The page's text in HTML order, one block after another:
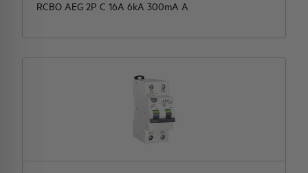
RCBO AEG 2P C 16A 6kA 300mA A